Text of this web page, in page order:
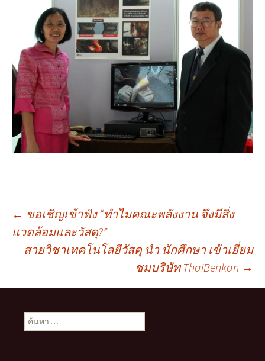
เมนู
นำทาง
เรื่อง
← ขอเชิญเข้าฟัง “ทำไมคณะพลังงาน จึงมีสิ่ง
แวดล้อมและวัสดุ?”
สายวิชาเทคโนโลยีวัสดุ นำ นักศึกษา เข้าเยี่ยม
ชมบริษัท ThaiBenkan →
ค้นหา
สำหรับ: